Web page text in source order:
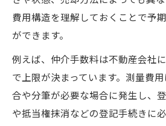
費用構造を理解しておくことで予
ができます。
例えば、仲介手数料は不動産会社
で上限が決まっています。測量費
合や分筆が必要な場合に発生し、
や抵当権抹消などの登記手続きに